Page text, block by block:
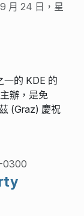
月 24 日，星
一的 KDE 的
辦，是免
(Graz) 慶祝
0300